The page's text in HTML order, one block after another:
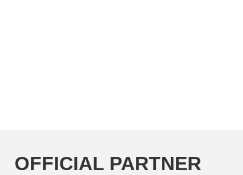
OFFICIAL PARTNER